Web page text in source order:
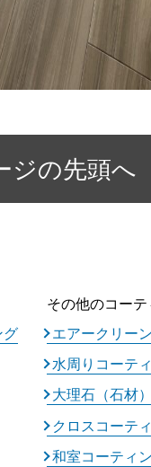
ジの先頭へ
グ
その他のコー
エアークリー
水周りコーテ
大理石（石材
クロスコーテ
和室コーティ